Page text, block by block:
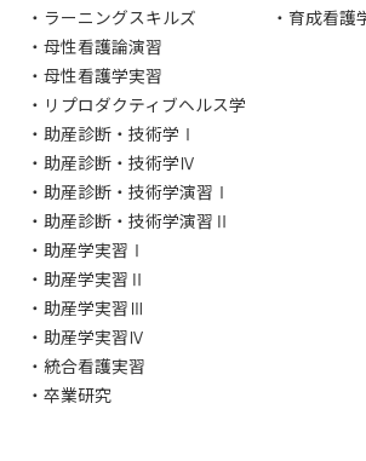
・ラーニングスキルズ
・母性看護論演習
・母性看護学実習
・リプロダクティブヘルス学
・助産診断・技術学Ⅰ
・助産診断・技術学Ⅳ
・助産診断・技術学演習Ⅰ
・助産診断・技術学演習Ⅱ
・助産学実習Ⅰ
・助産学実習Ⅱ
・助産学実習Ⅲ
・助産学実習Ⅳ
・統合看護実習
・卒業研究
・育成看